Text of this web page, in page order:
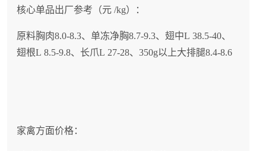
核心单品出厂参考（元 /kg）：
原料胸肉8.0-8.3、单冻净胸8.7-9.3、翅中L 38.5-40、
翅根L 8.5-9.8、长爪L 27-28、350g以上大排腿8.4-8.6
家禽方面价格：